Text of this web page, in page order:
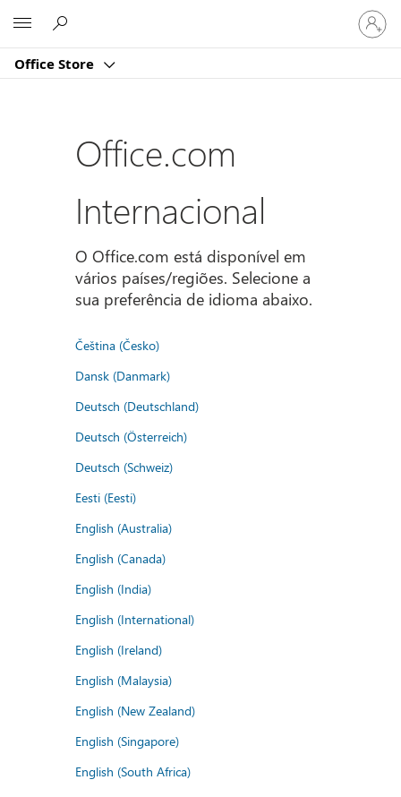
Office Store
Iniciar
sessão
na
Office.com
Internacional
O Office.com está disponível em
vários países/regiões. Selecione a
sua preferência de idioma abaixo.
Čeština (Česko)
Dansk (Danmark)
Deutsch (Deutschland)
Deutsch (Österreich)
Deutsch (Schweiz)
Eesti (Eesti)
English (Australia)
English (Canada)
English (India)
English (International)
English (Ireland)
English (Malaysia)
English (New Zealand)
English (Singapore)
English (South Africa)